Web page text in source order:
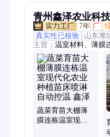
青州鑫泽农业科
7年 厂
真实性已核验
山东潍
主营： 温室材料、薄膜
蔬菜大棚、育苗大棚
玻璃大棚、阳光板大
拱棚、智能温室、无
蔬菜育苗大棚薄
膜连栋温室现代